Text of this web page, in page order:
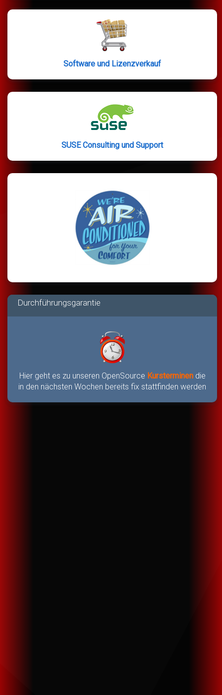
Software und Lizenzverkauf
SUSE Consulting und Support
Durchführungsgarantie
Hier geht es zu unseren OpenSource Kursterminen die
in den nächsten Wochen bereits fix stattfinden werden